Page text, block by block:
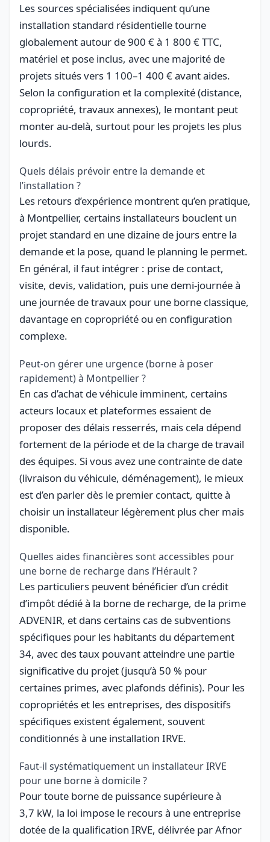
Les sources spécialisées indiquent qu’une
installation standard résidentielle tourne
globalement autour de 900 € à 1 800 € TTC,
matériel et pose inclus, avec une majorité de
projets situés vers 1 100–1 400 € avant aides.
Selon la configuration et la complexité (distance,
copropriété, travaux annexes), le montant peut
monter au-delà, surtout pour les projets les plus
lourds.
Quels délais prévoir entre la demande et
l’installation ?
Les retours d’expérience montrent qu’en pratique,
à Montpellier, certains installateurs bouclent un
projet standard en une dizaine de jours entre la
demande et la pose, quand le planning le permet.
En général, il faut intégrer : prise de contact,
visite, devis, validation, puis une demi-journée à
une journée de travaux pour une borne classique,
davantage en copropriété ou en configuration
complexe.
Peut-on gérer une urgence (borne à poser
rapidement) à Montpellier ?
En cas d’achat de véhicule imminent, certains
acteurs locaux et plateformes essaient de
proposer des délais resserrés, mais cela dépend
fortement de la période et de la charge de travail
des équipes. Si vous avez une contrainte de date
(livraison du véhicule, déménagement), le mieux
est d’en parler dès le premier contact, quitte à
choisir un installateur légèrement plus cher mais
disponible.
Quelles aides financières sont accessibles pour
une borne de recharge dans l’Hérault ?
Les particuliers peuvent bénéficier d’un crédit
d’impôt dédié à la borne de recharge, de la prime
ADVENIR, et dans certains cas de subventions
spécifiques pour les habitants du département
34, avec des taux pouvant atteindre une partie
significative du projet (jusqu’à 50 % pour
certaines primes, avec plafonds définis). Pour les
copropriétés et les entreprises, des dispositifs
spécifiques existent également, souvent
conditionnés à une installation IRVE.
Faut-il systématiquement un installateur IRVE
pour une borne à domicile ?
Pour toute borne de puissance supérieure à
3,7 kW, la loi impose le recours à une entreprise
dotée de la qualification IRVE, délivrée par Afnor